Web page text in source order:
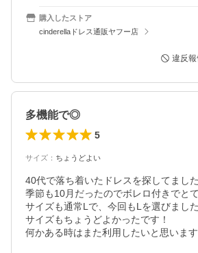
購入したストア
cinderellaドレス通販ヤフー店
違反
多機能で◎
5
サイズ ： ちょうどよい
40代で落ち着いたドレスを探してました
季節も10月だったのでボレロ付きでと
サイズも通常Lで、今回もLを選びました
サイズもちょうどよかったです！
何かある時はまた利用したいと思います